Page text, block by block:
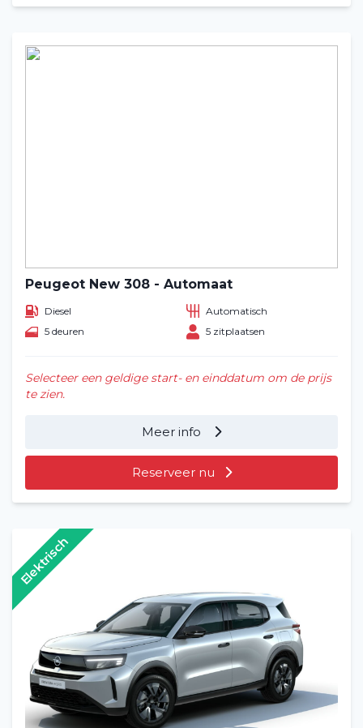
Peugeot New 308 - Automaat
Diesel
Automatisch
5 deuren
5 zitplaatsen
Selecteer een geldige start- en einddatum om de prijs
te zien.
Meer info
Reserveer nu
Elektrisch